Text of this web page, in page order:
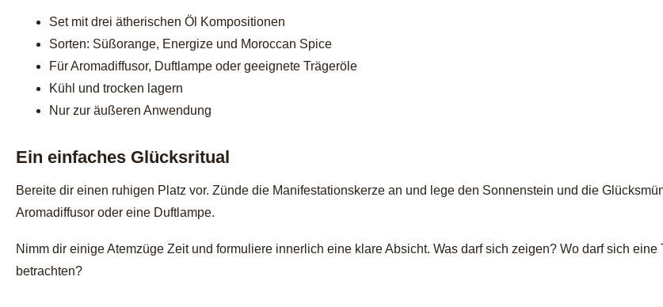
Set mit drei ätherischen Öl Kompositionen
Sorten: Süßorange, Energize und Moroccan Spice
Für Aromadiffusor, Duftlampe oder geeignete Trägeröle
Kühl und trocken lagern
Nur zur äußeren Anwendung
Ein einfaches Glücksritual
Bereite dir einen ruhigen Platz vor. Zünde die Manifestationskerze an und lege den Sonnenstein und die
Aromadiffusor oder eine Duftlampe.
Nimm dir einige Atemzüge Zeit und formuliere innerlich eine klare Absicht. Was darf sich zeigen? Wo darf sich
betrachten?